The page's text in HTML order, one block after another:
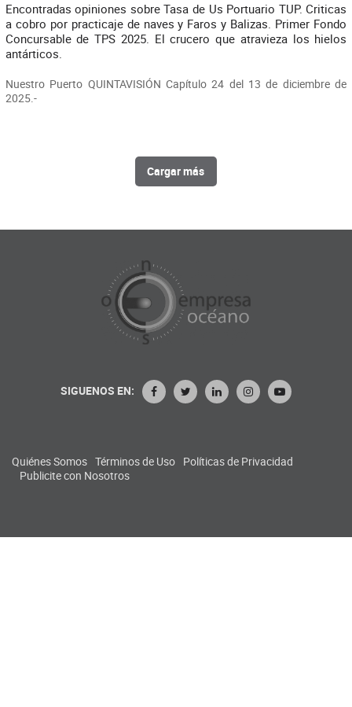
Encontradas opiniones sobre Tasa de Us Portuario TUP. Criticas
a cobro por practicaje de naves y Faros y Balizas. Primer Fondo
Concursable de TPS 2025. El crucero que atravieza los hielos
antárticos.
Nuestro Puerto QUINTAVISIÓN Capítulo 24 del 13 de diciembre de
2025.-
Cargar más
SIGUENOS EN:
Quiénes Somos Términos de Uso Políticas de Privacidad
Publicite con Nosotros